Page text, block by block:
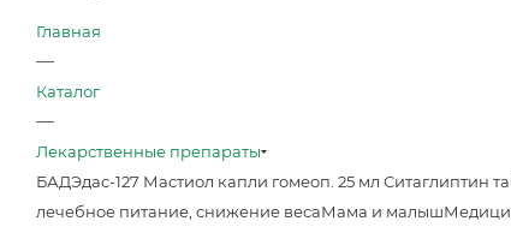
Главная
—
Каталог
—
Лекарственные препараты
БАДЭдас-127 Мастиол капли гомеоп. 25 мл Ситаглиптин
лечебное питание, снижение весаМама и малыш